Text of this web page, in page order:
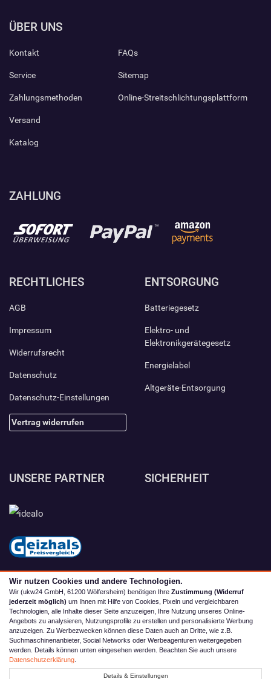
ÜBER UNS
Kontakt
Service
Zahlungsmethoden
Versand
Katalog
FAQs
Sitemap
Online-Streitschlichtungsplattform
ZAHLUNG
RECHTLICHES
AGB
Impressum
Widerrufsrecht
Datenschutz
Datenschutz-Einstellungen
Vertrag widerrufen
ENTSORGUNG
Batteriegesetz
Elektro- und
Elektronikgerätegesetz
Energielabel
Altgeräte-Entsorgung
UNSERE PARTNER SICHERHEIT
Alle Preise inkl. MwSt. zzgl. Versand | *) Unverbindliche
Wir nutzen Cookies und andere Technologien.
Wir (ukw24 GmbH, 61200 Wölfersheim) benötigen Ihre Zustimmung (Widerruf
jederzeit möglich) um Ihnen mit Hilfe von Cookies, Pixeln und vergleichbaren
Technologien, alle Inhalte dieser Seite anzuzeigen, Ihre Nutzung unseres Online-
Angebots zu analysieren, Nutzungsprofile zu erstellen und personalisierte Werbung
anzuzeigen. Zu Werbezwecken können diese Daten auch an Dritte, wie z.B.
Suchmaschinenanbieter, Social Networks oder Werbeagenturen weitergegeben
werden. Details können unten eingesehen werden. Beachten Sie auch unsere
Datenschutzerklärung
Details & Einstellungen